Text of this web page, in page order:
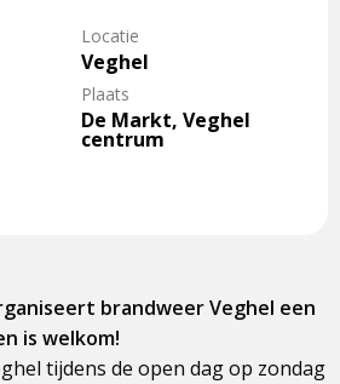
Locatie
Veghel
Plaats
De Markt, Veghel
centrum
brandweer Veghel een
is welkom!
tijdens de open dag op zondag